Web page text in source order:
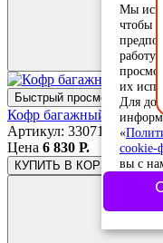
Быстрый просмотр
Кофр багажный CIGNA
Артикул: 33071
Цена 6 830 Р.
КУПИТЬ В КОРЗИНЕ
Мы
чтобы
работу
их
Для
«
cookie-
вы с